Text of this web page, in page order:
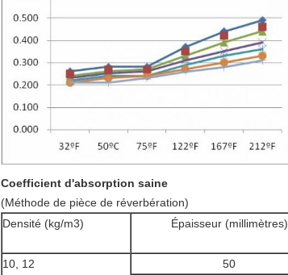
Coefficient d'absorption saine
(Méthode de pièce de réverbération)
Densité (kg/m3)
Épaisseur (millimètres)
10, 12
50